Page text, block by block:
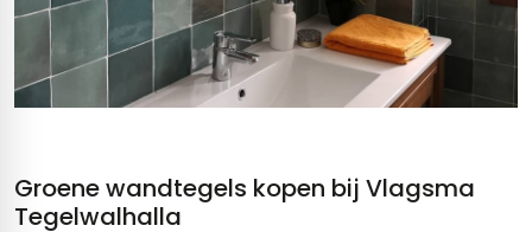
Groene wandtegels kopen bij Vlagsma
Tegelwalhalla